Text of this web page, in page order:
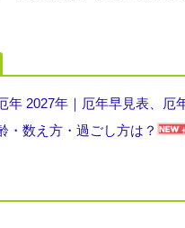
年 2027年｜厄年早見表、厄
・数え方・過ごし方は？